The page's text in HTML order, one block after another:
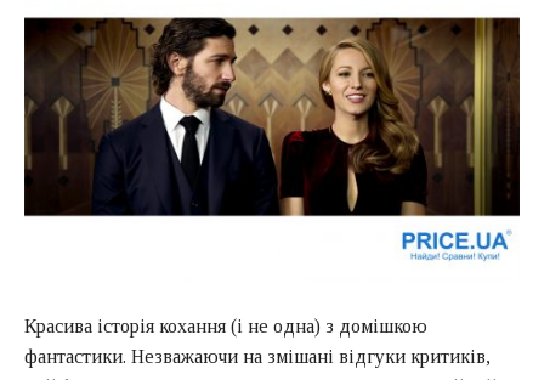
Красива історія кохання (і не одна) з домішкою
фантастики. Незважаючи на змішані відгуки критиків,